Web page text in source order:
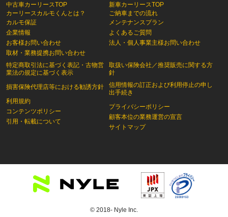
中古車カーリースTOP
カーリースカルモくんとは？
新車カーリースTOP
ご納車までの流れ
カルモ保証
企業情報
お客様お問い合わせ
取材・業務提携お問い合わせ
特定商取引法に基づく表記・古物営
業法の規定に基づく表示
損害保険代理店等における勧誘方針
利用規約
コンテンツポリシー
引用・転載について
メンテナンスプラン
よくあるご質問
法人・個人事業主様お問い合わせ
取扱い保険会社／推奨販売に関する方
針
信用情報の訂正および利用停止の申し
出手続き
プライバシーポリシー
顧客本位の業務運営の宣言
サイトマップ
© 2018- Nyle Inc.